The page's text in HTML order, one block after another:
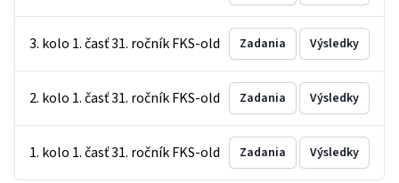
3. kolo 1. časť 31. ročník FKS-old Zadania Výsledky
2. kolo 1. časť 31. ročník FKS-old Zadania Výsledky
1. kolo 1. časť 31. ročník FKS-old Zadania Výsledky